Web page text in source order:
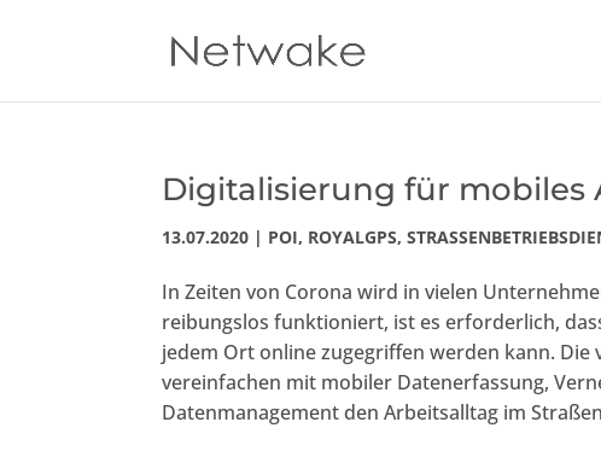
Digitalisierung für mobiles
13.07.2020 | POI, ROYALGPS,
In Zeiten von Corona wird in vielen
reibungslos funktioniert, ist es erforderlich,
jedem Ort online zugegriffen werden kann. Die
vereinfachen mit mobiler Datenerfassung,
Datenmanagement den Arbeitsalltag im